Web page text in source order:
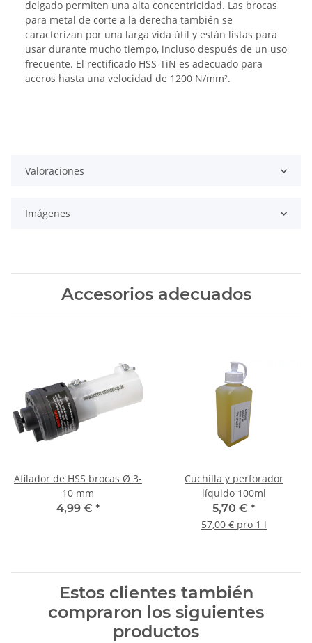
delgado permiten una alta concentricidad. Las brocas
para metal de corte a la derecha también se
caracterizan por una larga vida útil y están listas para
usar durante mucho tiempo, incluso después de un uso
frecuente. El rectificado HSS-TiN es adecuado para
aceros hasta una velocidad de 1200 N/mm².
Valoraciones
Imágenes
Accesorios adecuados
Afilador de HSS brocas Ø 3-
10 mm
4,99 € *
Cuchilla y perforador
líquido 100ml
5,70 € *
57,00 € pro 1 l
Estos clientes también
compraron los siguientes
productos